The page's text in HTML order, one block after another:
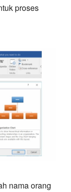
proses
nama orang